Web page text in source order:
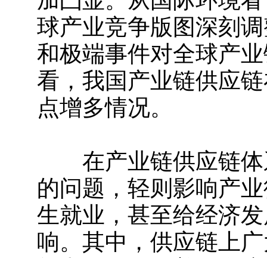
球产业竞争版图深刻
和极端事件对全球产
看，我国产业链供应
点增多情况。
在产业链供应链体
的问题，轻则影响产
生就业，甚至给经济
响。其中，供应链上